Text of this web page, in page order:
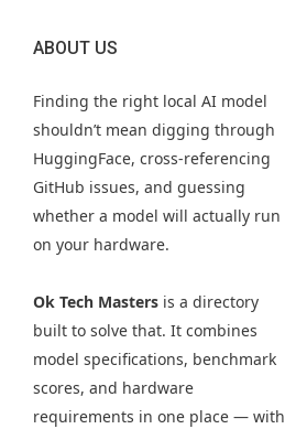
ABOUT US
Finding the right local AI model
shouldn’t mean digging through
HuggingFace, cross-referencing
GitHub issues, and guessing
whether a model will actually run
on your hardware.
Ok Tech Masters is a directory
built to solve that. It combines
model specifications, benchmark
scores, and hardware
requirements in one place — with